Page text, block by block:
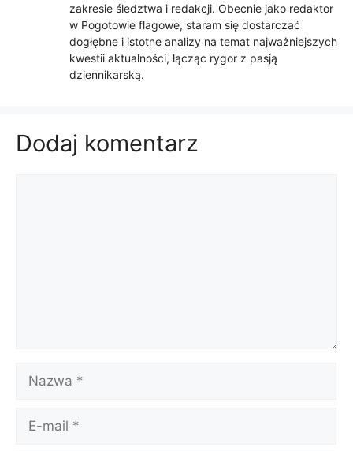
zakresie śledztwa i redakcji. Obecnie jako redaktor
w Pogotowie flagowe, staram się dostarczać
dogłębne i istotne analizy na temat najważniejszych
kwestii aktualności, łącząc rygor z pasją
dziennikarską.
Dodaj komentarz
mail